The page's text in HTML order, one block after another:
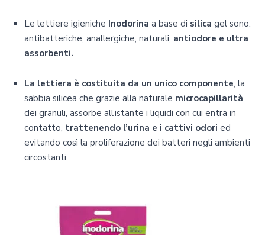
Le lettiere igieniche Inodorina a base di silica gel sono:
antibatteriche, anallergiche, naturali, antiodore e ultra
assorbenti.
La lettiera è costituita da un unico componente, la
sabbia silicea che grazie alla naturale microcapillarità
dei granuli, assorbe all’istante i liquidi con cui entra in
contatto, trattenendo l’urina e i cattivi odori ed
evitando così la proliferazione dei batteri negli ambienti
circostanti.